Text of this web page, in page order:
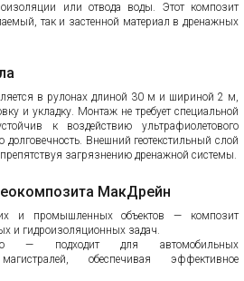
или отвода воды. Этот композит
так и застенной материал в дренажных
в рулонах длиной 30 м и шириной 2 м,
и укладку. Монтаж не требует специальной
к воздействию ультрафиолетового
долговечность. Внешний геотекстильный слой
загрязнению дренажной системы.
МакДрейн
и промышленных объектов — композит
и гидроизоляционных задач.
— подходит для автомобильных
обеспечивая эффективное